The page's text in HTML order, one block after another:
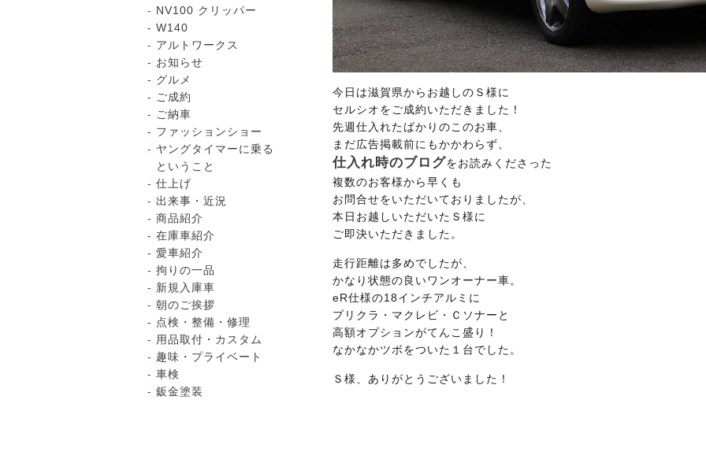
今日は滋賀県からお越しのＳ様に
セルシオをご成約いただきました！
先週仕入れたばかりのこのお車、
まだ広告掲載前にもかかわらず、
仕入れ時のブログをお読みくださった
複数のお客様から早くも
お問合せをいただいておりましたが、
本日お越しいただいたＳ様に
ご即決いただきました。
走行距離は多めでしたが、
かなり状態の良いワンオーナー車。
eR仕様の18インチアルミに
プリクラ・マクレビ・Ｃソナーと
高額オプションがてんこ盛り！
なかなかツボをついた１台でした。
Ｓ様、ありがとうございました！
NV100 クリッパー
W140
アルトワークス
お知らせ
グルメ
ご成約
ご納車
ファッションショー
ヤングタイマーに乗る
ということ
仕上げ
出来事・近況
商品紹介
在庫車紹介
愛車紹介
拘りの一品
新規入庫車
朝のご挨拶
点検・整備・修理
用品取付・カスタム
趣味・プライベート
車検
鈑金塗装